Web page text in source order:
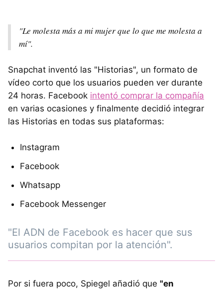
"Le molesta más a mi mujer que lo que me molesta a
mí".
Snapchat inventó las "Historias", un formato de
vídeo corto que los usuarios pueden ver durante
24 horas. Facebook intentó comprar la compañía
en varias ocasiones y finalmente decidió integrar
las Historias en todas sus plataformas:
Instagram
Facebook
Whatsapp
Facebook Messenger
"El ADN de Facebook es hacer que sus
usuarios compitan por la atención".
Por si fuera poco, Spiegel añadió que "en